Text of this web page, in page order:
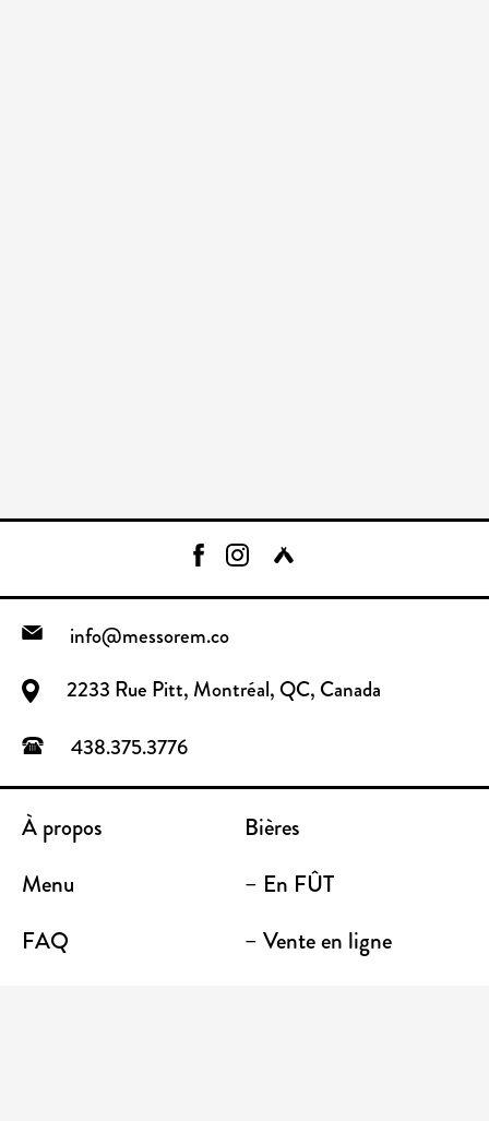
info@messorem.co
2233 Rue Pitt, Montréal, QC, Canada
438.375.3776
À propos
Bières
Menu
– En FÛT
FAQ
– Vente en ligne